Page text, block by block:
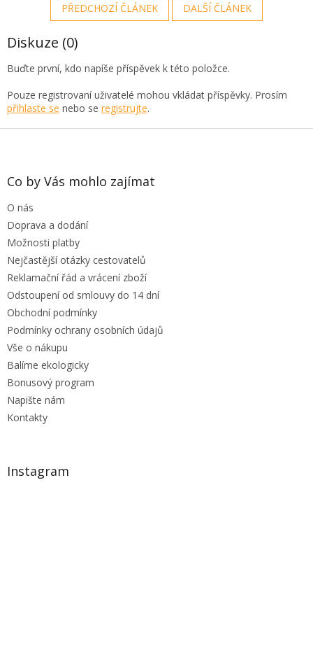
PŘEDCHOZÍ ČLÁNEK DALŠÍ ČLÁNEK
Diskuze (0)
Buďte první, kdo napíše příspěvek k této položce.
Pouze registrovaní uživatelé mohou vkládat příspěvky. Prosím
přihlaste se nebo se registrujte.
Z
Co by Vás mohlo zajímat
O nás
Doprava a dodání
Možnosti platby
Nejčastější otázky cestovatelů
Reklamační řád a vrácení zboží
Odstoupení od smlouvy do 14 dní
Obchodní podmínky
Podmínky ochrany osobních údajů
Vše o nákupu
Balíme ekologicky
Bonusový program
Napište nám
Kontakty
Instagram